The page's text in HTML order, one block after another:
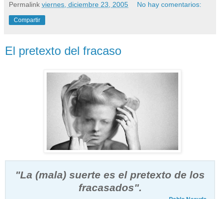
Permalink viernes, diciembre 23, 2005 No hay comentarios:
Compartir
El pretexto del fracaso
"La (mala) suerte es el pretexto de los
fracasados".